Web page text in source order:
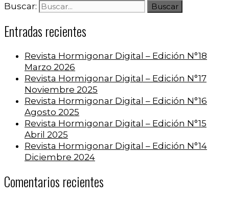
Buscar:
Entradas recientes
Revista Hormigonar Digital – Edición N°18
Marzo 2026
Revista Hormigonar Digital – Edición N°17
Noviembre 2025
Revista Hormigonar Digital – Edición N°16
Agosto 2025
Revista Hormigonar Digital – Edición N°15
Abril 2025
Revista Hormigonar Digital – Edición N°14
Diciembre 2024
Comentarios recientes